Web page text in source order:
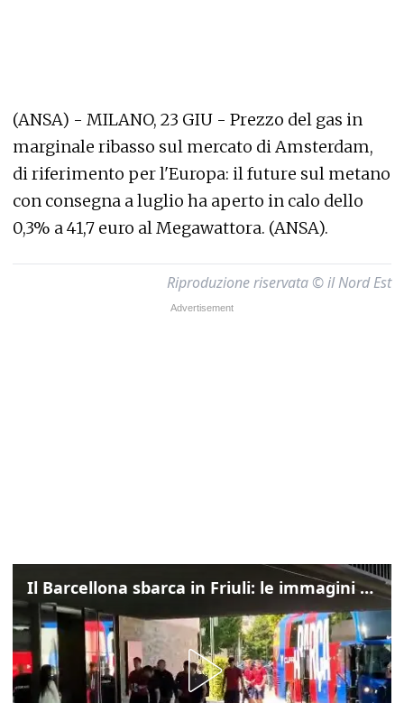
(ANSA) - MILANO, 23 GIU - Prezzo del gas in
marginale ribasso sul mercato di Amsterdam,
di riferimento per l'Europa: il future sul metano
con consegna a luglio ha aperto in calo dello
0,3% a 41,7 euro al Megawattora. (ANSA).
Riproduzione riservata © il Nord Est
Il Barcellona sbarca in Friuli: le immagini dell'arrivo in albergo